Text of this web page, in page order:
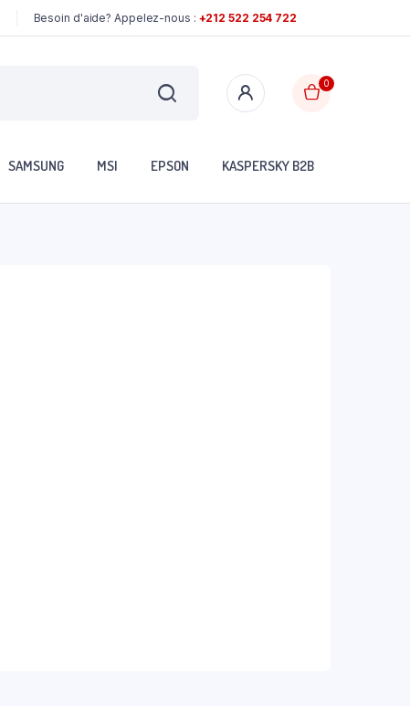
Besoin d'aide? Appelez-nous : +212 522 254 722
0
SAMSUNG MSI EPSON KASPERSKY B2B